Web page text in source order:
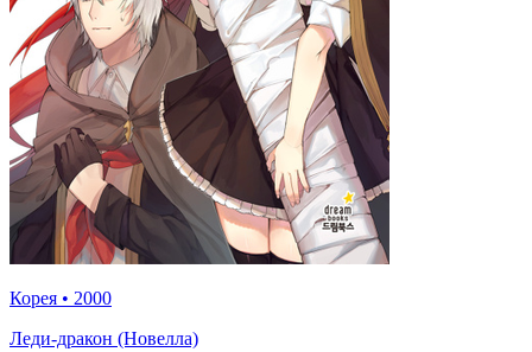
Корея • 2000
Леди-дракон (Новелла)